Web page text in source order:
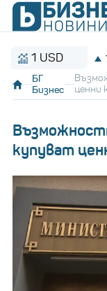
USD
БГ
Бизнес
ценни
купуват